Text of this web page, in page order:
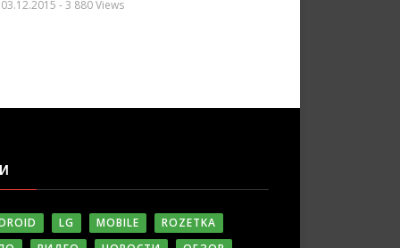
03.12.2015 - 3 880 Views
LG MOBILE
ROZETKA